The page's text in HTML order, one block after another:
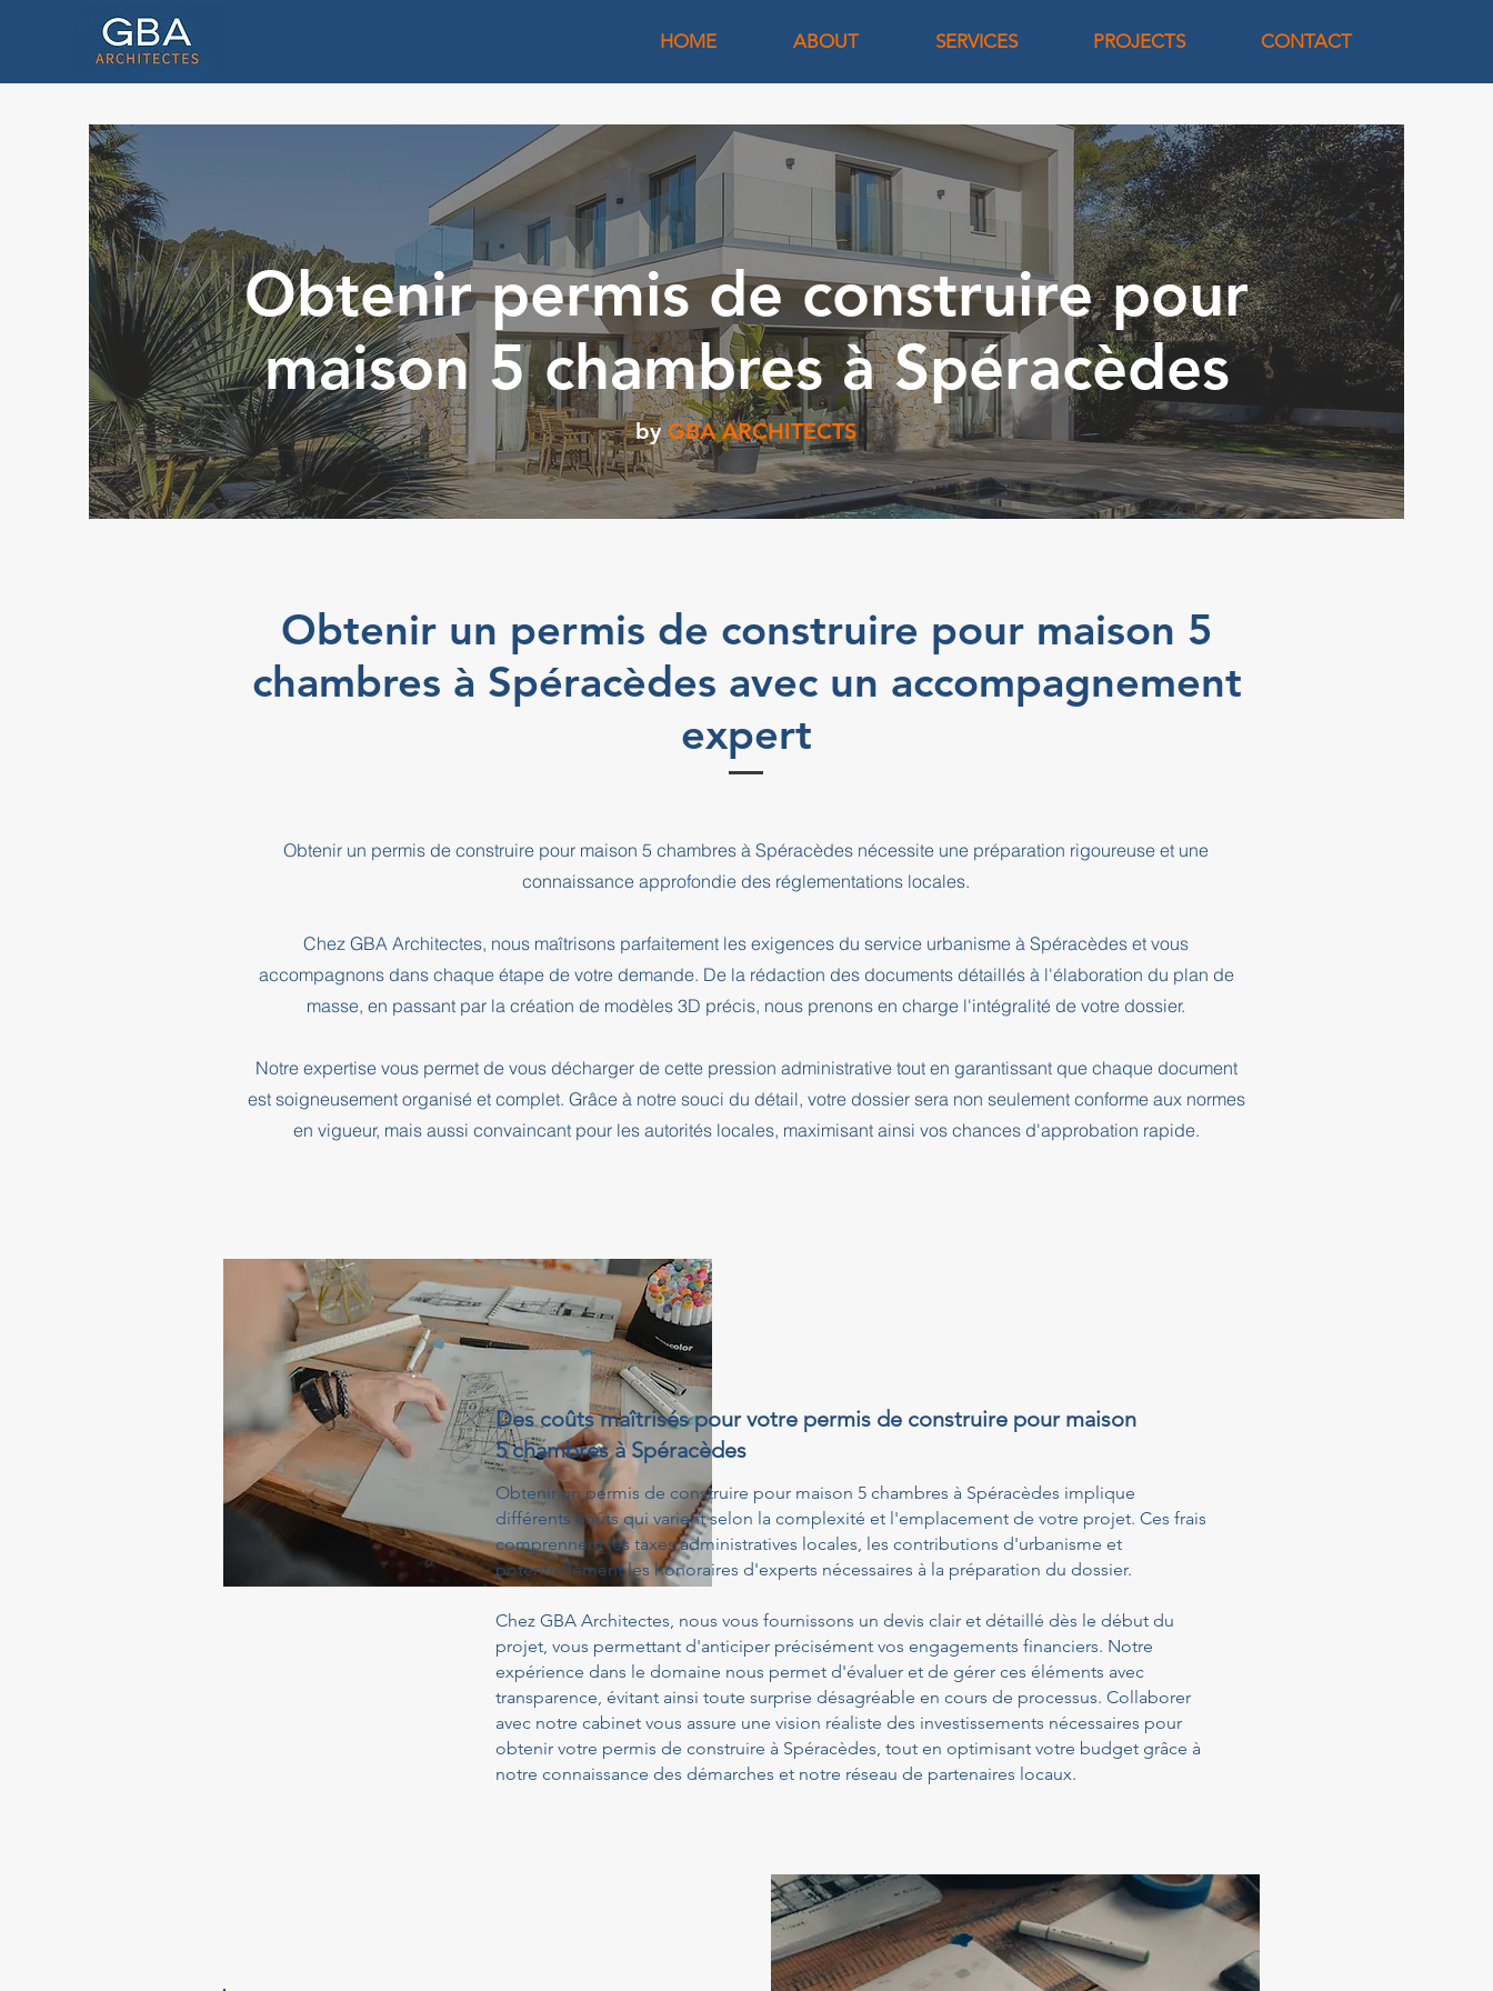
HOME ABOUT SERVICES PROJECTS CONTACT
Obtenir permis de construire pour
maison 5 chambres à Spéracèdes
by GBA ARCHITECTS
Obtenir un permis de construire pour maison 5
chambres à Spéracèdes avec un accompagnement
expert
Obtenir un permis de construire pour maison 5 chambres à Spéracèdes nécessite une préparation rigoureuse et une
connaissance approfondie des réglementations locales.
Chez GBA Architectes, nous maîtrisons parfaitement les exigences du service urbanisme à Spéracèdes et vous
accompagnons dans chaque étape de votre demande. De la rédaction des documents détaillés à l'élaboration du plan de
masse, en passant par la création de modèles 3D précis, nous prenons en charge l'intégralité de votre dossier.
Notre expertise vous permet de vous décharger de cette pression administrative tout en garantissant que chaque document
est soigneusement organisé et complet. Grâce à notre souci du détail, votre dossier sera non seulement conforme aux normes
en vigueur, mais aussi convaincant pour les autorités locales, maximisant ainsi vos chances d'approbation rapide.
Des coûts maîtrisés pour votre permis de construire pour maison
5 chambres à Spéracèdes
Obtenir un permis de construire pour maison 5 chambres à Spéracèdes implique
différents coûts qui varient selon la complexité et l'emplacement de votre projet. Ces frais
comprennent les taxes administratives locales, les contributions d'urbanisme et
potentiellement les honoraires d'experts nécessaires à la préparation du dossier.
Chez GBA Architectes, nous vous fournissons un devis clair et détaillé dès le début du
projet, vous permettant d'anticiper précisément vos engagements financiers. Notre
expérience dans le domaine nous permet d'évaluer et de gérer ces éléments avec
transparence, évitant ainsi toute surprise désagréable en cours de processus. Collaborer
avec notre cabinet vous assure une vision réaliste des investissements nécessaires pour
obtenir votre permis de construire à Spéracèdes, tout en optimisant votre budget grâce à
notre connaissance des démarches et notre réseau de partenaires locaux.